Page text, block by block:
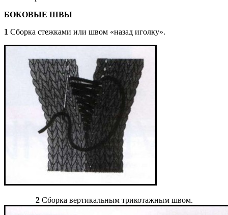
БОКОВЫЕ ШВЫ
1 Сборка стежками или швом «назад иголку».
2Сборка вертикальным трикотажным швом.